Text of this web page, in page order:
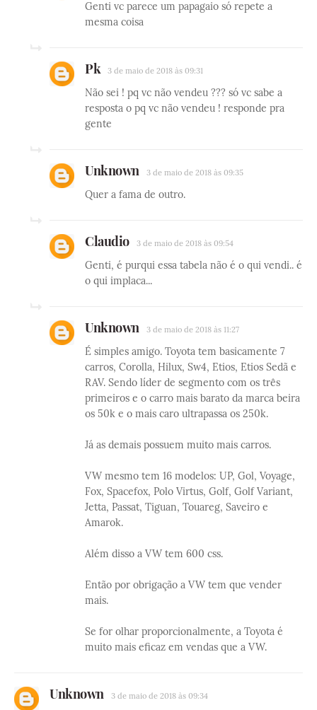
Genti vc parece um papagaio só repete a
mesma coisa
Pk 3 de maio de 2018 às 09:31
Não sei ! pq vc não vendeu ??? só vc sabe a
resposta o pq vc não vendeu ! responde pra
gente
Unknown 3 de maio de 2018 às 09:35
Quer a fama de outro.
Claudio 3 de maio de 2018 às 09:54
Genti, é purqui essa tabela não é o qui vendi.. é
o qui implaca...
Unknown 3 de maio de 2018 às 11:27
É simples amigo. Toyota tem basicamente 7
carros, Corolla, Hilux, Sw4, Etios, Etios Sedã e
RAV. Sendo líder de segmento com os três
primeiros e o carro mais barato da marca beira
os 50k e o mais caro ultrapassa os 250k.
Já as demais possuem muito mais carros.
VW mesmo tem 16 modelos: UP, Gol, Voyage,
Fox, Spacefox, Polo Virtus, Golf, Golf Variant,
Jetta, Passat, Tiguan, Touareg, Saveiro e
Amarok.
Além disso a VW tem 600 css.
Então por obrigação a VW tem que vender
mais.
Se for olhar proporcionalmente, a Toyota é
muito mais eficaz em vendas que a VW.
Unknown 3 de maio de 2018 às 09:34